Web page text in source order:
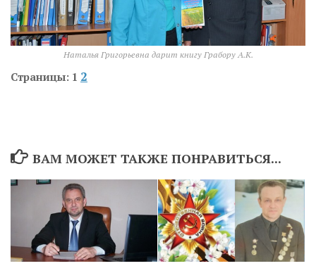
Наталья Григорьевна дарит книгу Грабору А.К.
Страницы: 1 2
ВАМ МОЖЕТ ТАКЖЕ ПОНРАВИТЬСЯ...